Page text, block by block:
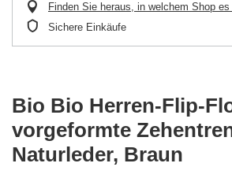
Finden Sie heraus, in welchem Shop
Sichere Einkäufe
Bio Bio Herren-Flip-
vorgeformte
Naturleder, Braun